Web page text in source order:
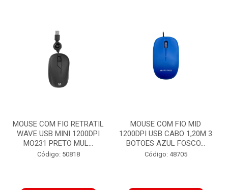
MOUSE COM FIO RETRATIL
WAVE USB MINI 1200DPI
MO231 PRETO MUL...
Código: 50818
MOUSE COM FIO MID
1200DPI USB CABO 1,20M 3
BOTOES AZUL FOSCO...
Código: 48705